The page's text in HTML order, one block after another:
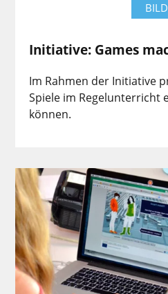
Initiative: Games
Im Rahmen der Initiative
Spiele im Regelunterricht
können.